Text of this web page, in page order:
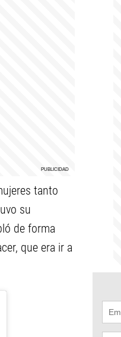
tanto
su
de forma
que era ir a